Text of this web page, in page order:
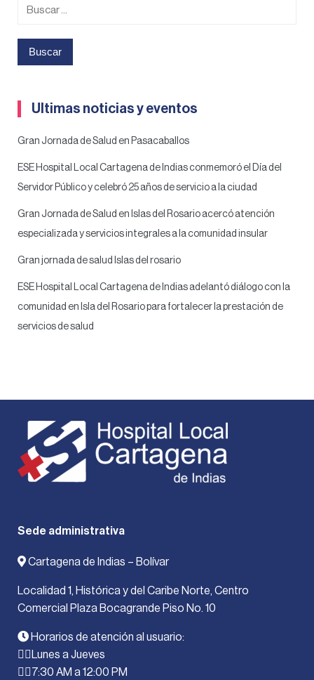
Buscar:
Ultimas noticias y eventos
Gran Jornada de Salud en Pasacaballos
ESE Hospital Local Cartagena de Indias conmemoró el Día del
Servidor Público y celebró 25 años de servicio a la ciudad
Gran Jornada de Salud en Islas del Rosario acercó atención
especializada y servicios integrales a la comunidad insular
Gran jornada de salud Islas del rosario
ESE Hospital Local Cartagena de Indias adelantó diálogo con la
comunidad en Isla del Rosario para fortalecer la prestación de
servicios de salud
Sede administrativa
Cartagena de Indias – Bolívar
Localidad 1, Histórica y del Caribe Norte, Centro
Comercial Plaza Bocagrande Piso No. 10
Horarios de atención al usuario:
Lunes a Jueves
7:30 AM a 12:00 PM